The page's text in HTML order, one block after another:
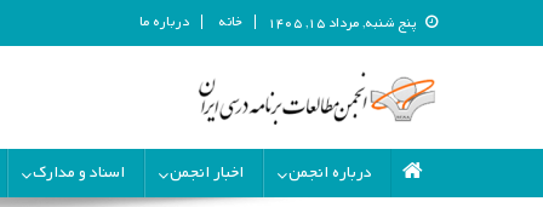
پنج شنبه, مرداد ۱۵, ۱۴۰۵ خانه درباره ما
انجمن مطالعات برنامه درسی
درباره انجمن
اخبار انجمن اسناد و مدارک